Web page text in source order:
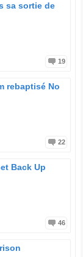
sa sortie de
19
rebaptisé No
22
Back Up
46